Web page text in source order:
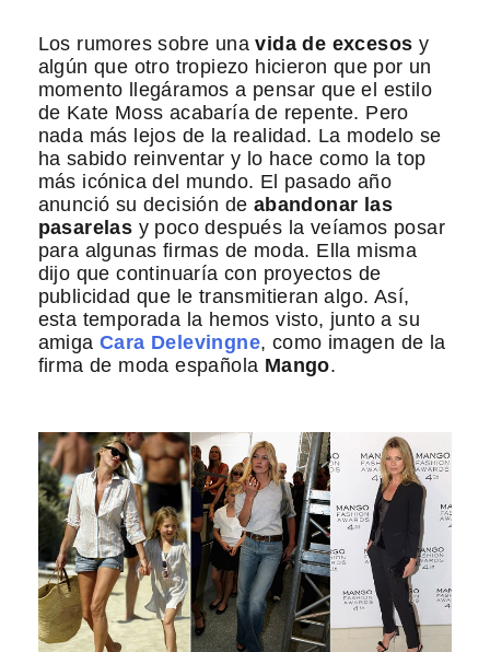
Los rumores sobre unavida de excesos y
algún que otro tropiezo hicieron que por un
momento llegáramos a pensar que el estilo
de Kate Moss acabaría de repente. Pero
nada más lejos de la realidad. La modelo se
ha sabido reinventar y lo hace como la top
más icónica del mundo. El pasado año
anunció su decisión de abandonar las
pasarelas y poco después la veíamos posar
para algunas firmas de moda. Ella misma
dijo que continuaría con proyectos de
publicidad que le transmitieran algo. Así,
esta temporada la hemos visto, junto a su
amiga Cara Delevingne, como imagen de la
firma de moda española Mango.